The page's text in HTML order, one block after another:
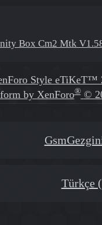
Box Cm2 Mtk V1.58
Style eTiKeT™
by XenForo® ©
Türkçe